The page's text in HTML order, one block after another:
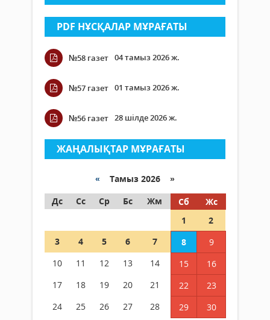
PDF НҰСҚАЛАР МҰРАҒАТЫ
№58 газет 04 тамыз 2026 ж.
№57 газет 01 тамыз 2026 ж.
№56 газет 28 шілде 2026 ж.
ЖАҢАЛЫҚТАР МҰРАҒАТЫ
« Тамыз 2026 »
Дс
Сс Ср Бс Жм Сб
Жс
1
2
3
4 5 6 7 8
9
10
11 12 13 14 15
16
17
18 19 20 21 22
23
24
25 26 27 28 29
30